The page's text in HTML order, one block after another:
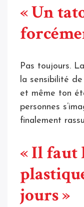
« Un
Pas toujours.
la sensibilité
et même ton
personnes
finalement
« Il faut
jours »